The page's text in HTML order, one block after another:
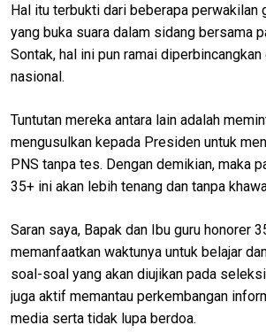
Hal itu terbukti dari beberapa perwakilan
yang buka suara dalam sidang bersama
Sontak, hal ini pun ramai
nasional.
Tuntutan mereka antara lain adalah
mengusulkan kepada Presiden untuk
PNS tanpa tes. Dengan demikian, maka
35+ ini akan lebih tenang dan tanpa
Saran saya, Bapak dan Ibu guru honorer
memanfaatkan waktunya untuk belajar
soal-soal yang akan diujikan pada
juga aktif memantau perkembangan
media serta tidak lupa berdoa.